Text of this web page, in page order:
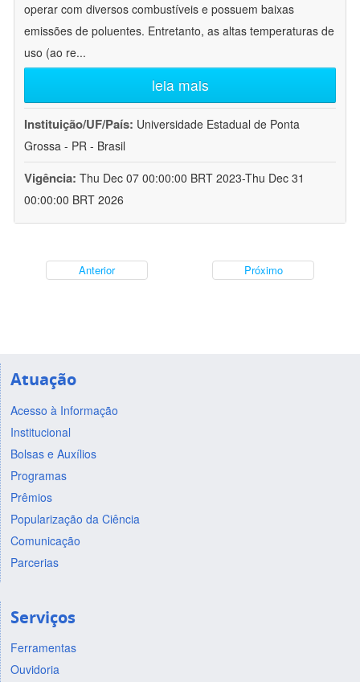
operar com diversos combustíveis e possuem baixas
emissões de poluentes. Entretanto, as altas temperaturas de
uso (ao re...
leia mais
Instituição/UF/País: Universidade Estadual de Ponta
Grossa - PR - Brasil
Vigência: Thu Dec 07 00:00:00 BRT 2023-Thu Dec 31
00:00:00 BRT 2026
Anterior Próximo
Atuação
Acesso à Informação
Institucional
Bolsas e Auxílios
Programas
Prêmios
Popularização da Ciência
Comunicação
Parcerias
Serviços
Ferramentas
Ouvidoria